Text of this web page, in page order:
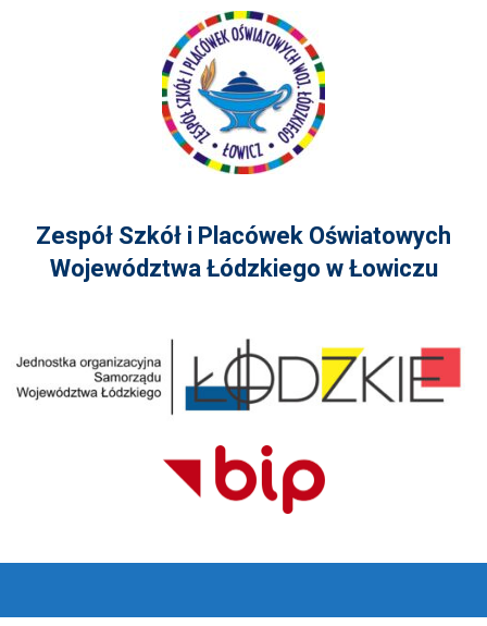
Zespół Szkół i Placówek Oświatowych
Województwa Łódzkiego w Łowiczu